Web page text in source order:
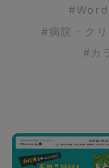
#病院・ク
#カ